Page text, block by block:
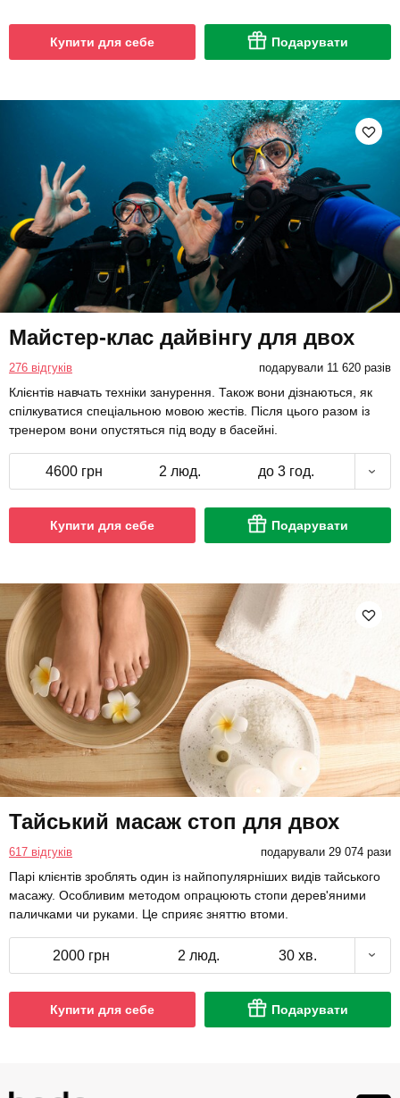
Купити для себе Подарувати
Майстер-клас дайвінгу для двох
276 відгуків подарували 11 620 разів
Клієнтів навчать техніки занурення. Також вони дізнаються, як
спілкуватися спеціальною мовою жестів. Після цього разом із
тренером вони опустяться під воду в басейні.
4600 грн 2 люд. до 3 год.
Купити для себе Подарувати
Тайський масаж стоп для двох
617 відгуків подарували 29 074 рази
Парі клієнтів зроблять один із найпопулярніших видів тайського
масажу. Особливим методом опрацюють стопи дерев'яними
паличками чи руками. Це сприяє зняттю втоми.
2000 грн 2 люд. 30 хв.
Купити для себе Подарувати